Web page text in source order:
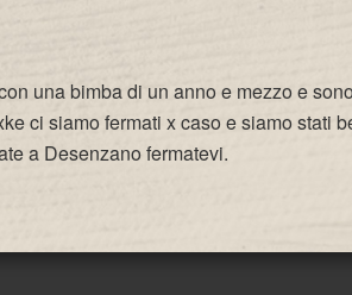
una bimba di un anno e mezzo e
ci siamo fermati x caso e siamo stati
a Desenzano fermatevi.